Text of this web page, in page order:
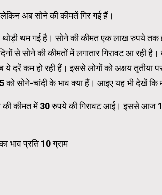
लेकिन अब सोने की कीमतें गिर गई हैं।
थोड़ी थम गई है। सोने की कीमत एक लाख रुपये तक
से सोने की कीमतों में लगातार गिरावट आ
कम हो रही हैं। इससे लोगों को अक्षय तृतीया
सोने-चांदी के भाव क्या हैं। आइए यह भी देखें कि
की कीमत में 30 रुपये की गिरावट आई। इससे आज
प्रति 10 ग्राम